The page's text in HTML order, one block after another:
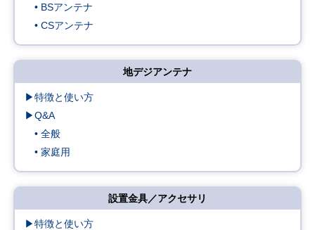
• BSアンテナ
• CSアンテナ
地デジアンテナ
▶特徴と使い方
▶Q&A
• 全般
• 家庭用
設置金具／アクセサリ
▶特徴と使い方